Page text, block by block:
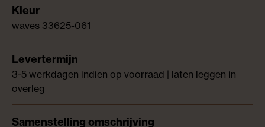
waves 33625-061
3-5 werkdagen indien op voorraad | laten leggen in
overleg